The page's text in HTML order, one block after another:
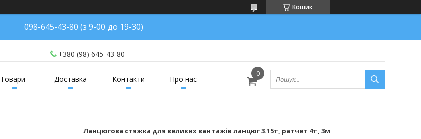
Кошик
098-645-43-80 (з 9-00 до 19-30)
+380 (98) 645-43-80
Товари Доставка Контакти Про нас
Ланцюгова стяжка для великих вантажів ланцюг 3.15т, ратчет 4т, 3м